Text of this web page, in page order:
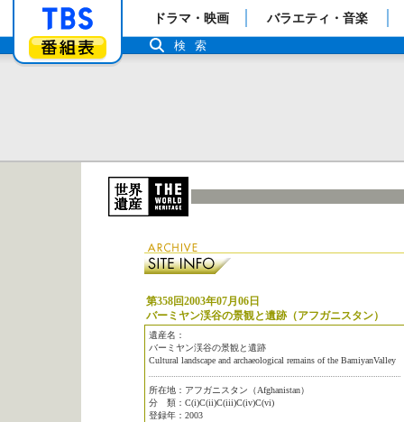
「TBSテレビ」トップページ
番組表
ドラマ・映画 バラエティ・音楽
検索
第358回2003年07月06日
バーミヤン渓谷の景観と遺跡（アフガニスタン）
遺産名：
バーミヤン渓谷の景観と遺跡
Cultural landscape and archaeological remains of the BamiyanValley
所在地：アフガニスタン（Afghanistan）
分 類：C(i)C(ii)C(iii)C(iv)C(vi)
登録年：2003